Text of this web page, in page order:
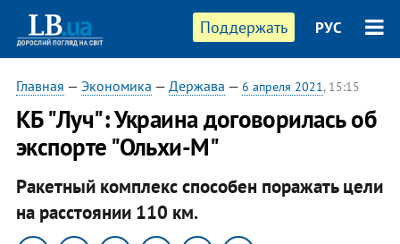
Поддержать РУС
Главная — Экономика — Держава — 6 апреля 2021, 15:15
КБ "Луч": Украина договорилась об
экспорте "Ольхи-М"
Ракетный комплекс способен поражать цели
на расстоянии 110 км.